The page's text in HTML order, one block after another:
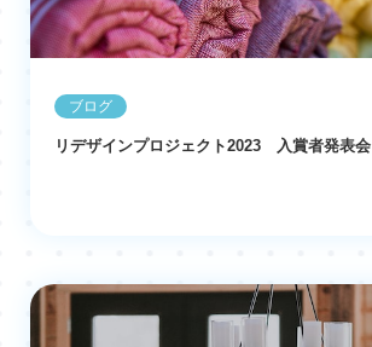
ブログ
リデザインプロジェクト2023 入賞者発表会